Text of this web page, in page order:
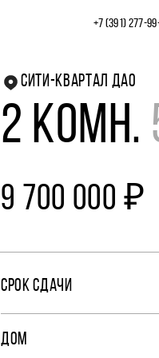
+7 (391)
СИТИ-КВАРТАЛ ДАО
2 КОМН.
9 700 000 ₽
СРОК СДАЧИ
ДОМ